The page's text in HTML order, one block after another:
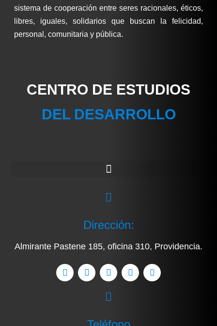
sistema de cooperación entre seres racionales, éticos,
libres, iguales, solidarios que buscan la felicidad,
personal, comunitaria y pública.
CENTRO DE ESTUDIOS
DEL DESARROLLO
Dirección:
Almirante Pastene 185, oficina 310, Providencia.